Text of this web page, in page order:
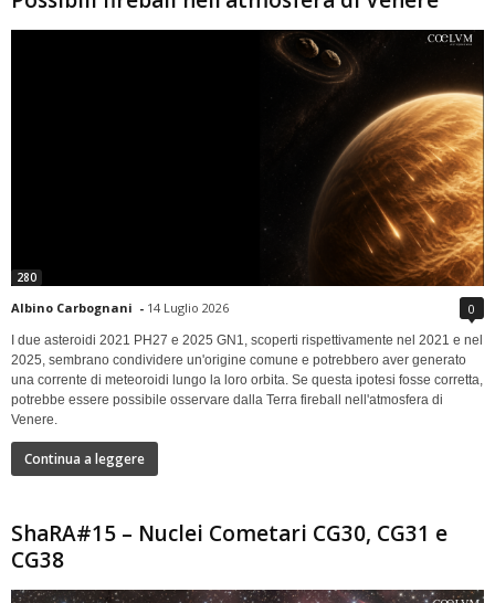
280
Albino Carbognani - 14 Luglio 2026 0
I due asteroidi 2021 PH27 e 2025 GN1, scoperti rispettivamente nel 2021 e nel
2025, sembrano condividere un'origine comune e potrebbero aver generato
una corrente di meteoroidi lungo la loro orbita. Se questa ipotesi fosse corretta,
potrebbe essere possibile osservare dalla Terra fireball nell'atmosfera di
Venere.
Continua a leggere
ShaRA#15 – Nuclei Cometari CG30, CG31 e
CG38